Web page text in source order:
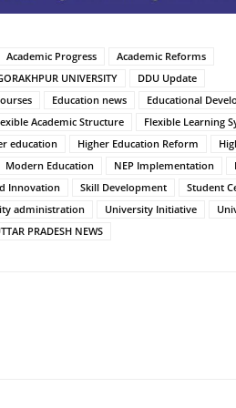
Academic Progress
Academic Reforms
UNIVERSITY
DDU Update
Education news
Educational
Academic Structure
Flexible Learning
education
Higher Education Reform
Modern Education
NEP Implementation
Innovation
Skill Development
Student
administration
University Initiative
PRADESH NEWS